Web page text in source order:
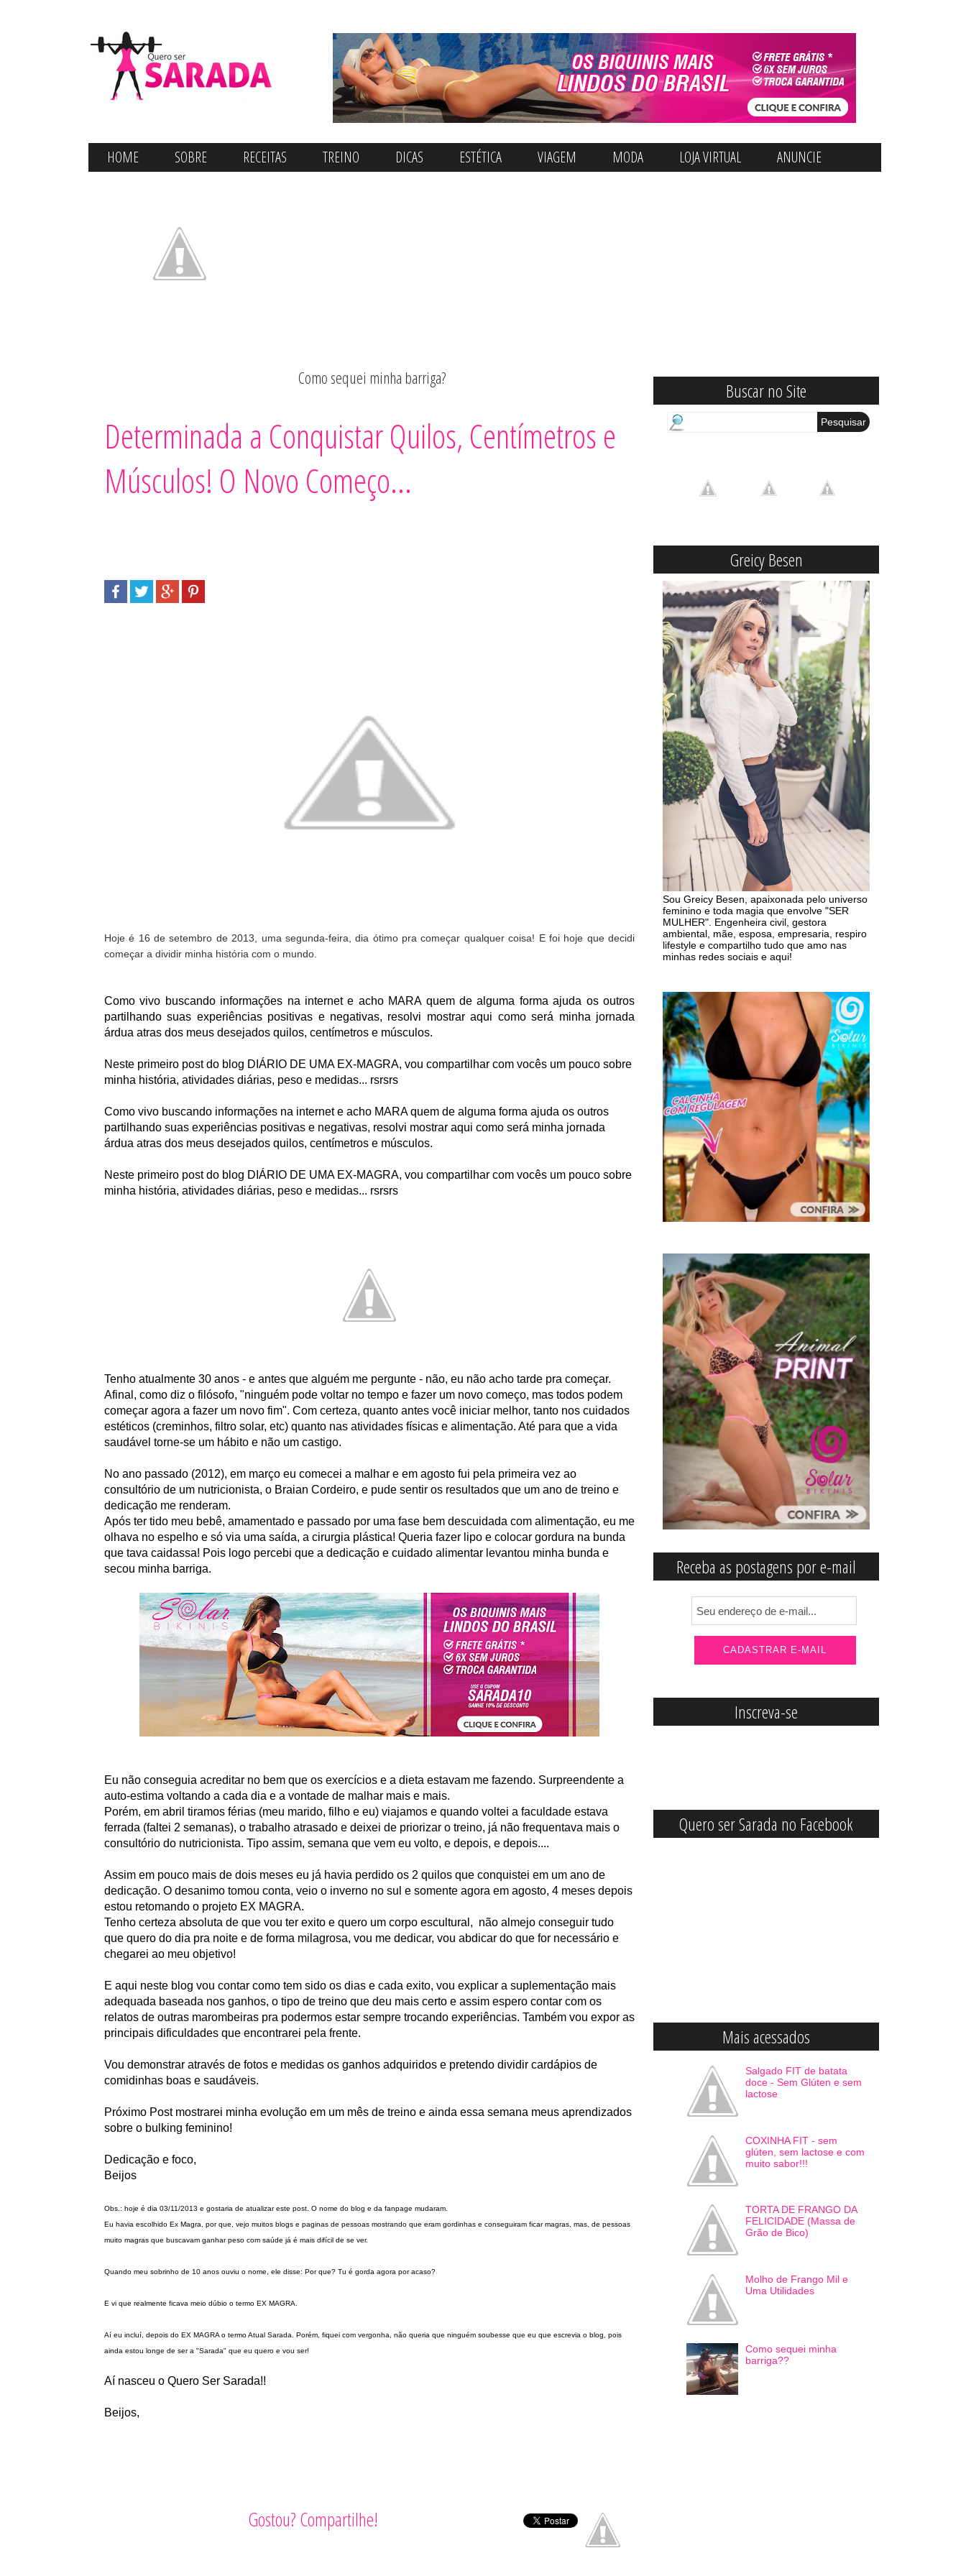
HOME SOBRE RECEITAS TREINO DICAS ESTÉTICA VIAGEM MODA LOJA VIRTUAL
ANUNCIE
Como sequei minha barriga?
Determinada a Conquistar Quilos, Centímetros e
Músculos! O Novo Começo...
Hoje é 16 de setembro de 2013, uma segunda-feira, dia ótimo pra começar qualquer coisa! E foi hoje que decidi
começar a dividir minha história com o mundo.
Como vivo buscando informações na internet e acho MARA quem de alguma forma ajuda os outros
partilhando suas experiências positivas e negativas, resolvi mostrar aqui como será minha jornada
árdua atras dos meus desejados quilos, centímetros e músculos.
Neste primeiro post do blog DIÁRIO DE UMA EX-MAGRA, vou compartilhar com vocês um pouco sobre
minha história, atividades diárias, peso e medidas... rsrsrs
Como vivo buscando informações na internet e acho MARA quem de alguma forma ajuda os outros
partilhando suas experiências positivas e negativas, resolvi mostrar aqui como será minha jornada
árdua atras dos meus desejados quilos, centímetros e músculos.
Neste primeiro post do blog DIÁRIO DE UMA EX-MAGRA, vou compartilhar com vocês um pouco sobre
minha história, atividades diárias, peso e medidas... rsrsrs
Tenho atualmente 30 anos - e antes que alguém me pergunte - não, eu não acho tarde pra começar.
Afinal, como diz o filósofo, "ninguém pode voltar no tempo e fazer um novo começo, mas todos podem
começar agora a fazer um novo fim". Com certeza, quanto antes você iniciar melhor, tanto nos cuidados
estéticos (creminhos, filtro solar, etc) quanto nas atividades físicas e alimentação. Até para que a vida
saudável torne-se um hábito e não um castigo.
No ano passado (2012), em março eu comecei a malhar e em agosto fui pela primeira vez ao
consultório de um nutricionista, o Braian Cordeiro, e pude sentir os resultados que um ano de treino e
dedicação me renderam.
Após ter tido meu bebê, amamentado e passado por uma fase bem descuidada com alimentação, eu me
olhava no espelho e só via uma saída, a cirurgia plástica! Queria fazer lipo e colocar gordura na bunda
que tava caidassa! Pois logo percebi que a dedicação e cuidado alimentar levantou minha bunda e
secou minha barriga.
Eu não conseguia acreditar no bem que os exercícios e a dieta estavam me fazendo. Surpreendente a
auto-estima voltando a cada dia e a vontade de malhar mais e mais.
Porém, em abril tiramos férias (meu marido, filho e eu) viajamos e quando voltei a faculdade estava
ferrada (faltei 2 semanas), o trabalho atrasado e deixei de priorizar o treino, já não frequentava mais o
consultório do nutricionista. Tipo assim, semana que vem eu volto, e depois, e depois....
Assim em pouco mais de dois meses eu já havia perdido os 2 quilos que conquistei em um ano de
dedicação. O desanimo tomou conta, veio o inverno no sul e somente agora em agosto, 4 meses depois
estou retomando o projeto EX MAGRA.
Tenho certeza absoluta de que vou ter exito e quero um corpo escultural, não almejo conseguir tudo
que quero do dia pra noite e de forma milagrosa, vou me dedicar, vou abdicar do que for necessário e
chegarei ao meu objetivo!
E aqui neste blog vou contar como tem sido os dias e cada exito, vou explicar a suplementação mais
adequada baseada nos ganhos, o tipo de treino que deu mais certo e assim espero contar com os
relatos de outras marombeiras pra podermos estar sempre trocando experiências. Também vou expor as
principais dificuldades que encontrarei pela frente.
Vou demonstrar através de fotos e medidas os ganhos adquiridos e pretendo dividir cardápios de
comidinhas boas e saudáveis.
Próximo Post mostrarei minha evolução em um mês de treino e ainda essa semana meus aprendizados
sobre o bulking feminino!
Dedicação e foco,
Beijos
Obs.: hoje é dia 03/11/2013 e gostaria de atualizar este post. O nome do blog e da fanpage mudaram.
Eu havia escolhido Ex Magra, por que, vejo muitos blogs e paginas de pessoas mostrando que eram gordinhas e conseguiram ficar magras, mas, de pessoas
muito magras que buscavam ganhar peso com saúde já é mais difícil de se ver.
Quando meu sobrinho de 10 anos ouviu o nome, ele disse: Por que? Tu é gorda agora por acaso?
E vi que realmente ficava meio dúbio o termo EX MAGRA.
Aí eu incluí, depois do EX MAGRA o termo Atual Sarada. Porém, fiquei com vergonha, não queria que ninguém soubesse que eu que escrevia o blog, pois
ainda estou longe de ser a "Sarada" que eu quero e vou ser!
Aí nasceu o Quero Ser Sarada!!
Beijos,
Gostou? Compartilhe!
Buscar no Site
Greicy Besen
Sou Greicy Besen, apaixonada pelo universo
feminino e toda magia que envolve "SER
MULHER". Engenheira civil, gestora
ambiental, mãe, esposa, empresaria, respiro
lifestyle e compartilho tudo que amo nas
minhas redes sociais e aqui!
Receba as postagens por e-mail
Inscreva-se
Quero ser Sarada no Facebook
Mais acessados
Salgado FIT de batata
doce - Sem Glúten e sem
lactose
COXINHA FIT - sem
glúten, sem lactose e com
muito sabor!!!
TORTA DE FRANGO DA
FELICIDADE (Massa de
Grão de Bico)
Molho de Frango Mil e
Uma Utilidades
Como sequei minha
barriga??